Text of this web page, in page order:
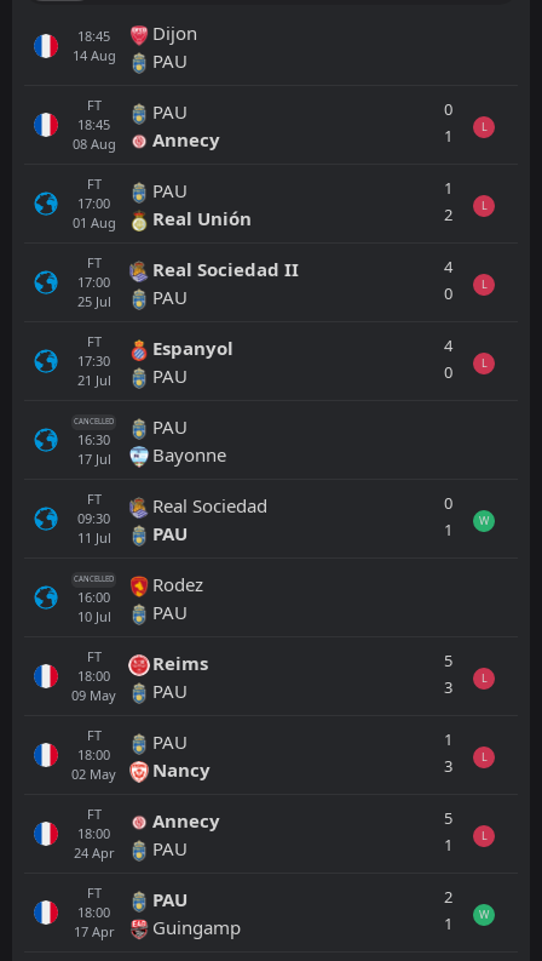
18:45
14 Aug
Dijon
PAU
FT
18:45
08 Aug
PAU
Annecy
0
1
L
FT
17:00
01 Aug
PAU
Real Unión
1
2
L
FT
17:00
25 Jul
Real Sociedad II
PAU
4
0
L
FT
17:30
21 Jul
Espanyol
PAU
4
0
L
CANCELLED
16:30
17 Jul
PAU
Bayonne
FT
09:30
11 Jul
Real Sociedad
PAU
0
1
W
CANCELLED
16:00
10 Jul
Rodez
PAU
FT
18:00
09 May
Reims
PAU
5
3
L
FT
18:00
02 May
PAU
Nancy
1
3
L
FT
18:00
24 Apr
Annecy
PAU
5
1
L
FT
18:00
17 Apr
PAU
Guingamp
2
1
W